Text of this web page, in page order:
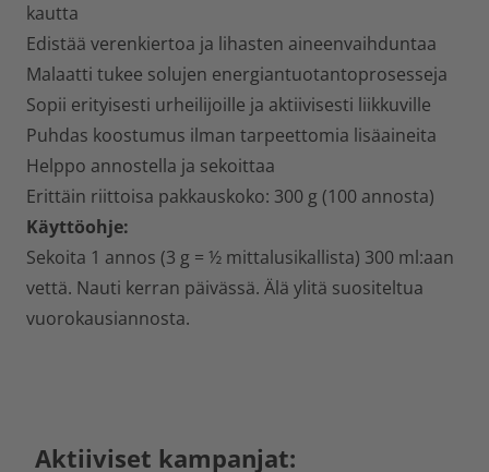
kautta
Edistää verenkiertoa ja lihasten aineenvaihduntaa
Malaatti tukee solujen energiantuotantoprosesseja
Sopii erityisesti urheilijoille ja aktiivisesti liikkuville
Puhdas koostumus ilman tarpeettomia lisäaineita
Helppo annostella ja sekoittaa
Erittäin riittoisa pakkauskoko: 300 g (100 annosta)
Käyttöohje:
Sekoita 1 annos (3 g = ½ mittalusikallista) 300 ml:aan
vettä. Nauti kerran päivässä. Älä ylitä suositeltua
vuorokausiannosta.
Aktiiviset kampanjat: